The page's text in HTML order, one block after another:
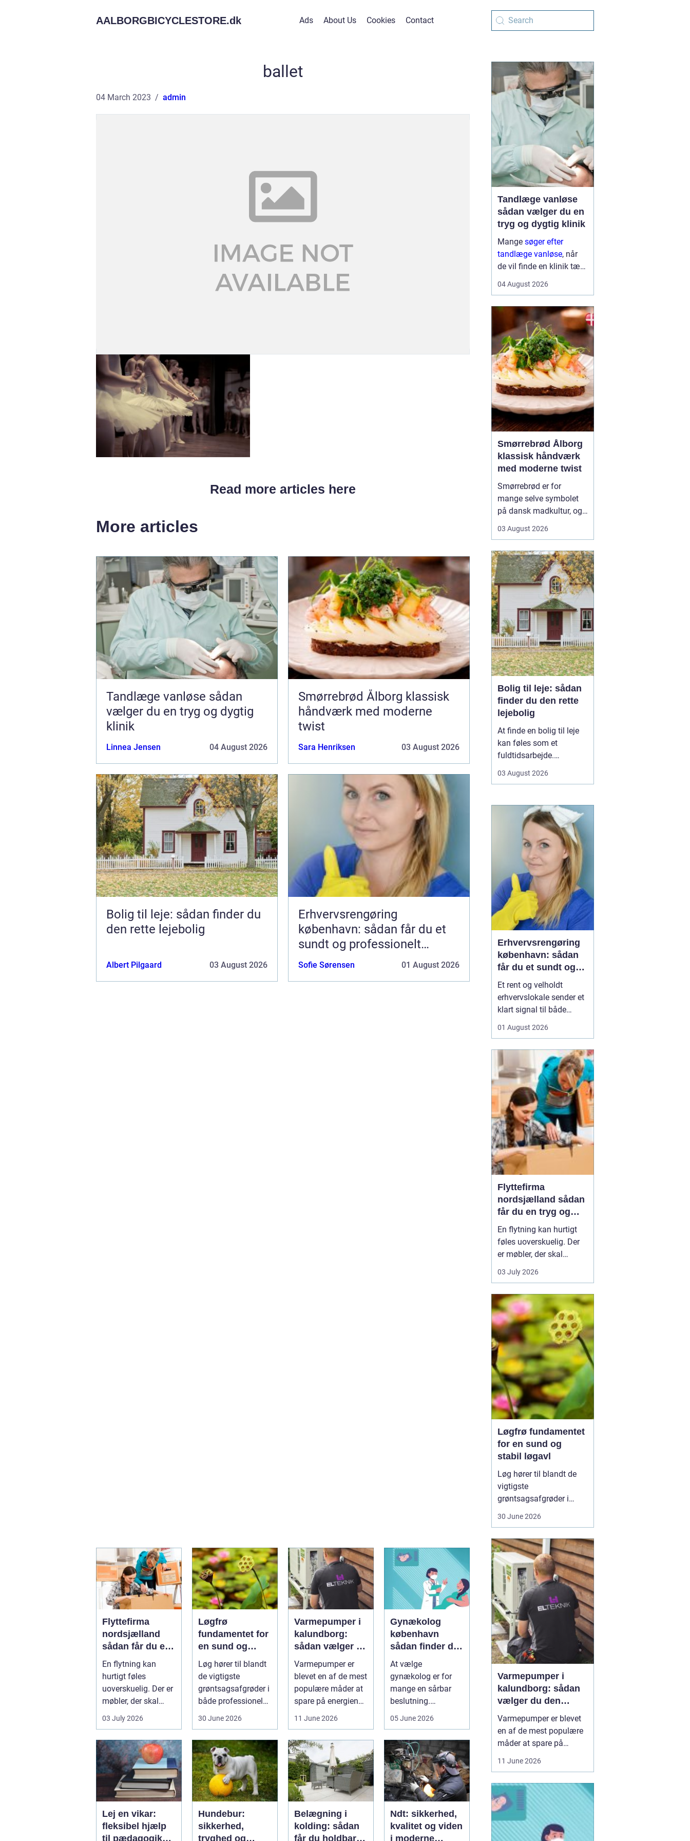
AALBORGBICYCLESTORE.dk Ads About Us Cookies Contact
ballet
04 March 2023 admin
Read more articles here
More articles
Tandlæge vanløse sådan
vælger du en tryg og dygtig
klinik
Linnea Jensen 04 August 2026
Smørrebrød Ålborg klassisk
håndværk med moderne
twist
Sara Henriksen 03 August 2026
Bolig til leje: sådan finder du
den rette lejebolig
Albert Pilgaard 03 August 2026
Erhvervsrengøring
københavn: sådan får du et
sundt og professionelt
arbejdsmiljø
Sofie Sørensen 01 August 2026
Flyttefirma
nordsjælland
sådan får du en
tryg og effektiv
flytning
En flytning kan
hurtigt føles
uoverskuelig. Der er
møbler, der skal
bæres, kasser der
skal pakkes, o...
03 July 2026
Løgfrø
fundamentet for
en sund og
stabil løgavl
Løg hører til blandt
de vigtigste
grøntsagsafgrøder i
både professionel
og hobbybaseret
30 June 2026
Varmepumper i
kalundborg:
sådan vælger du
den rigtige
løsning
Varmepumper er
blevet en af de mest
populære måder at
spare på energien
og få et bedre
11 June 2026
Gynækolog
københavn
sådan finder du
tryg og
professionel
hjælp
At vælge
gynækolog er for
mange en sårbar
beslutning.
Undersøgelser og
foregår i intime...
05 June 2026
Lej en vikar:
fleksibel hjælp
til pædagogik
Hundebur:
sikkerhed,
tryghed og
Belægning i
kolding: sådan
får du holdbare
Ndt: sikkerhed,
kvalitet og viden
i moderne
Tandlæge vanløse
sådan vælger du en
tryg og dygtig klinik
Mange søger efter
tandlæge vanløse, når
de vil finde en klinik tæt
fagligt stærk og god til
flere handler valget ikke
kun om pris og
beliggenhed, men i h...
04 August 2026
Smørrebrød Ålborg
klassisk håndværk
med moderne twist
Smørrebrød er for
mange selve symbolet
på dansk madkultur, og i
i bedste velgående. Her
klassiske stykker med
sild, æg og rejer og nyere
udgaver med grøntsager,
specialiteter fra lokale
slagtere og kre...
03 August 2026
Bolig til leje: sådan
finder du den rette
lejebolig
At finde en bolig til leje
kan føles som et
fuldtidsarbejde.
priserne varierer, og det
gennemskue, hvad du
egentlig får for pengene.
Samtidig fylder
spørgsmål om
beliggenhed, ...
03 August 2026
Erhvervsrengøring
københavn: sådan
får du et sundt og
professionelt
arbejdsmiljø
Et rent og velholdt
erhvervslokale sender et
klart signal til både
Mange virksomheder i
først værdien af
professionel rengøring,
når støvniveauet stiger,
medarbejdere klager
over indeklimaet, eller
kunder kom...
01 August 2026
Flyttefirma
nordsjælland sådan
får du en tryg og
effektiv flytning
En flytning kan hurtigt
føles uoverskuelig. Der
er møbler, der skal
bæres, kasser der skal
pakkes, og ofte en stram
Mange i Nordsjælland
vælger derfor at bruge et
professionelt flyttefirma,
som kan tage sig af det
tunge arbej...
03 July 2026
Løgfrø fundamentet
for en sund og
stabil løgavl
Løg hører til blandt de
vigtigste
grøntsagsafgrøder i
ensartet løg ligger et
veludvikletLøgfrø, som
er tilpasset klima,
jordtype og
dyrkningssy...
30 June 2026
Varmepumper i
kalundborg: sådan
vælger du den
rigtige løsning
Varmepumper er blevet
en af de mest populære
måder at spare på
Kalundborg står over for
samme spørgsmål: Skal
vi skifte den gamle
varmekilde ud, og er en
11 June 2026